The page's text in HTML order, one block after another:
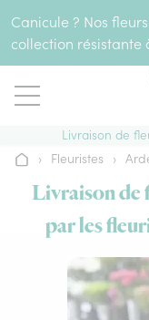
Canicule ? Nos
collection résistante
Livraison de
Accueil
› Fleuristes ›
Livraison
par les